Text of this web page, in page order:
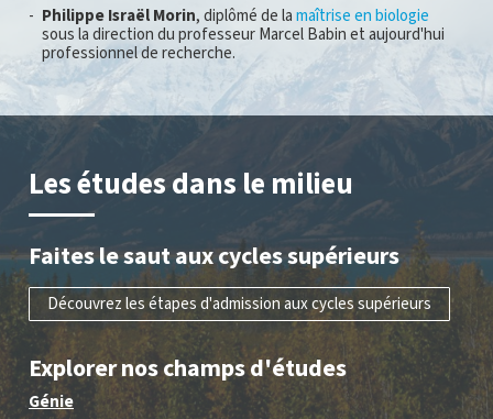
Philippe Israël Morin, diplômé de la maîtrise en biologie
sous la direction du professeur Marcel Babin et aujourd'hui
professionnel de recherche.
Les études dans le milieu
Faites le saut aux cycles supérieurs
Découvrez les étapes d'admission aux cycles supérieurs
Explorer nos champs d'études
Génie